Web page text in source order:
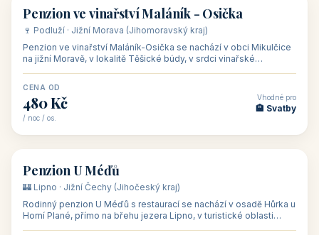
🏡 penzion
Penzion ve vinařství Maláník - Osička
🍷 Podluží · Jižní Morava (Jihomoravský kraj)
Penzion ve vinařství Maláník-Osička se nachází v obci Mikulčice
na jižní Moravě, v lokalitě Těšické búdy, v srdci vinařské
CENA OD
480 Kč
/ noc / os.
Vhodné pro
🏨 Svatby
🏡 penzion
Penzion U Méďů
🏰 Lipno · Jižní Čechy (Jihočeský kraj)
Rodinný penzion U Méďů s restaurací se nachází v osadě Hůrka u
Horní Plané, přímo na břehu jezera Lipno, v turistické oblasti